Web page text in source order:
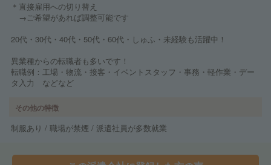
＊直接雇用への切り替え
→ご希望があれば調整可能です
20代・30代・40代・50代・60代・しゅふ・未経験も活躍中！
異業種からの転職者も多いです！
転職例：工場・物流・接客・イベントスタッフ・事務・軽作業・デー
タ入力 などなど
その他の特徴
制服あり / 職場が禁煙 / 派遣社員が多数就業